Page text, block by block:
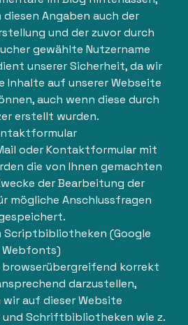
Angaben auch der
und der zuvor durch
gewählte Nutzername
unserer Sicherheit, da wir
Inhalte auf unserer Webseite
auch wenn diese durch
erstellt wurden.
oder Kontaktformular mit
die von Ihnen gemachten
der Bearbeitung der
mögliche Anschlussfragen
Scriptbibliotheken (Google
Webfonts)
browserübergreifend korrekt
darzustellen,
auf dieser Website
Schriftbibliotheken wie z.